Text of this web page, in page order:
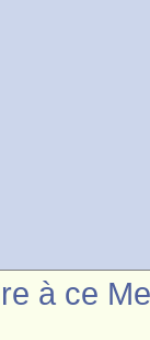
à ce